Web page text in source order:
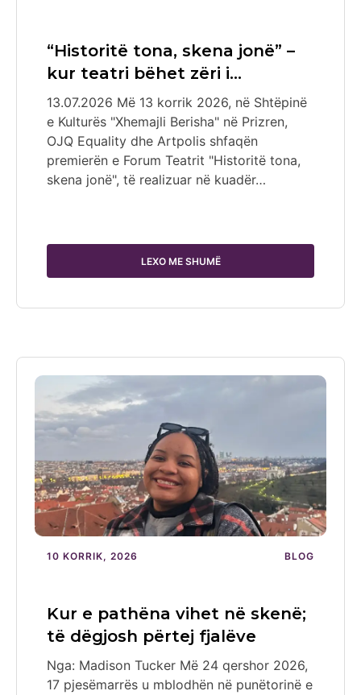
“Historitë tona, skena jonë” –
kur teatri bëhet zëri i…
13.07.2026 Më 13 korrik 2026, në Shtëpinë
e Kulturës "Xhemajli Berisha" në Prizren,
OJQ Equality dhe Artpolis shfaqën
premierën e Forum Teatrit "Historitë tona,
skena jonë", të realizuar në kuadër…
LEXO ME SHUMË
10 KORRIK, 2026 BLOG
Kur e pathëna vihet në skenë;
të dëgjosh përtej fjalëve
Nga: Madison Tucker Më 24 qershor 2026,
17 pjesëmarrës u mblodhën në punëtorinë e